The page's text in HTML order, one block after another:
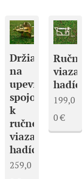
Držiak
na
upevnenie
spojok
k
ručnej
viazačke
hadíc
259,0
Ručná
hadíc
199,0
0€